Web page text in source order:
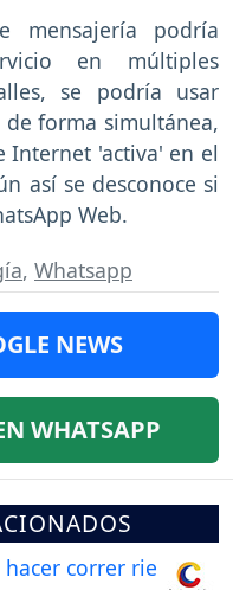
mensajería podría
en múltiples
se podría usar
forma simultánea,
Internet 'activa' en el
así se desconoce si
Web.
, Whatsapp
NEWS
WHATSAPP